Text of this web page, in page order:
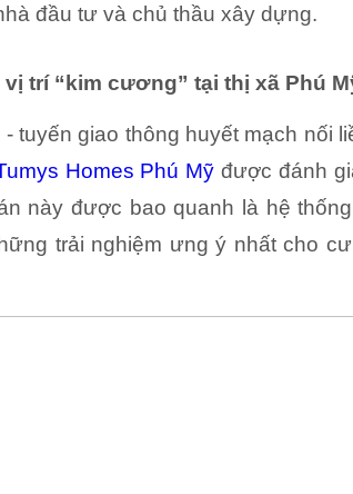
đầu tư và chủ thầu xây dựng.
trí “kim cương” tại thị xã Phú
tuyến giao thông huyết mạch nối
Homes Phú Mỹ được đánh
này được bao quanh là hệ
trải nghiệm ưng ý nhất cho